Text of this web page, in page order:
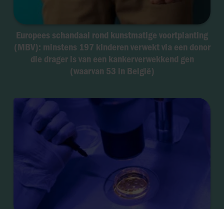
Europees schandaal rond kunstmatige voortplanting
(MBV): minstens 197 kinderen verwekt via een donor
die drager is van een kankerverwekkend gen
(waarvan 53 in België)